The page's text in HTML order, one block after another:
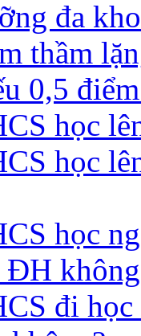
đa
thầm
0,5
học
học
học
đi học